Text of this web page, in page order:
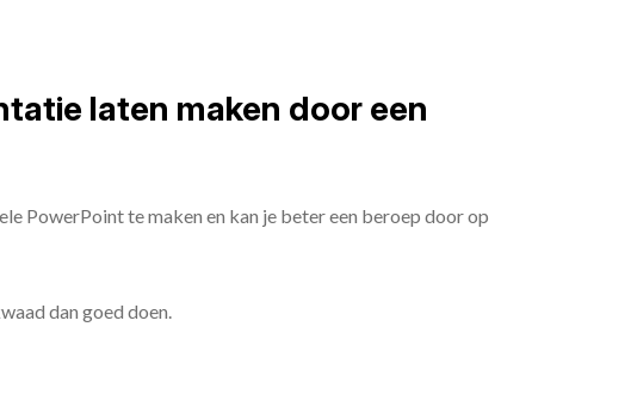
laten maken door een
PowerPoint te maken en kan je beter een beroep door op
dan goed doen.